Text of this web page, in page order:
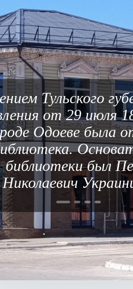
Тульского
от 29 июля
Одоеве была
библиотеки был
Николаевич